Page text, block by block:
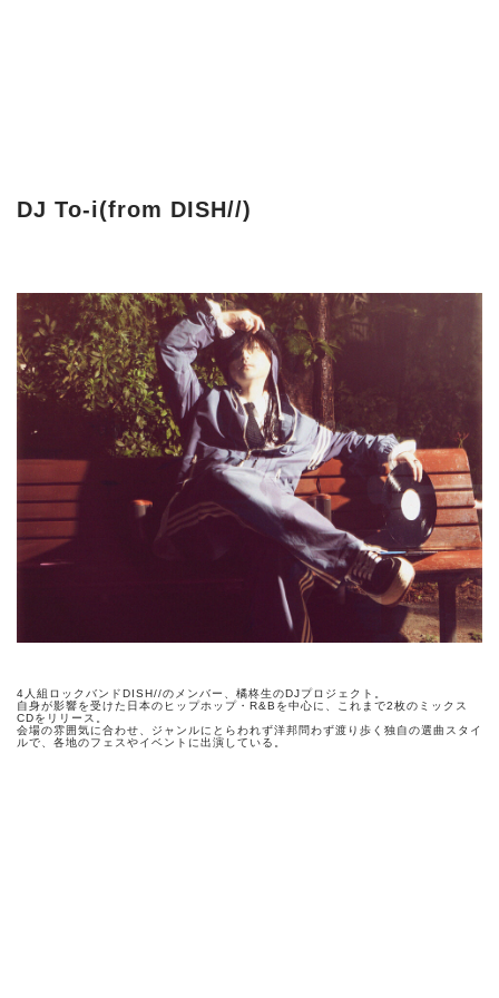
DJ To-i(from DISH//)
4人組ロックバンドDISH//のメンバー、橘柊生のDJプロジェクト。
自身が影響を受けた日本のヒップホップ・R&Bを中心に、これまで2枚のミックス
CDをリリース。
会場の雰囲気に合わせ、ジャンルにとらわれず洋邦問わず渡り歩く独自の選曲スタイ
ルで、各地のフェスやイベントに出演している。